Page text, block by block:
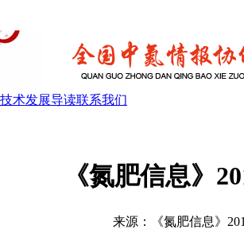
术发展导读联系我们
《氮肥信息》
来源：《氮肥信息》